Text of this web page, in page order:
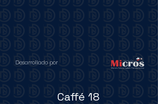
Desarrollado por
Caffé 18